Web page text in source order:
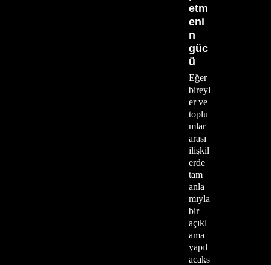
etm
eni
n
güc
ü
Eğer
bireyl
er ve
toplu
mlar
arası
ilişkil
erde
tam
anla
mıyla
bir
açıkl
ama
yapıl
acaks